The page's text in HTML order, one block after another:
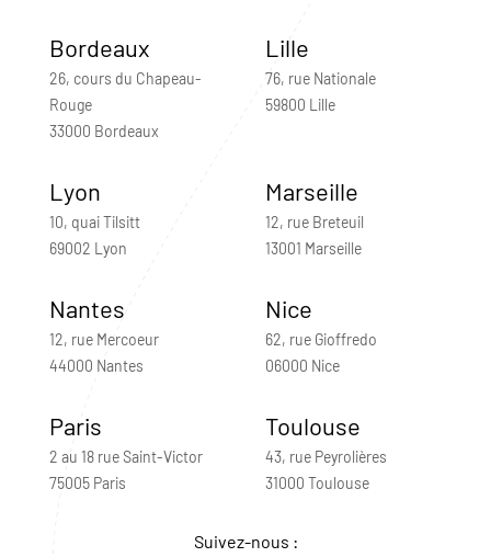
Bordeaux
26, cours du Chapeau-
Rouge
33000 Bordeaux
Lille
76, rue Nationale
59800 Lille
Lyon
10, quai Tilsitt
69002 Lyon
Marseille
12, rue Breteuil
13001 Marseille
Nantes
12, rue Mercoeur
44000 Nantes
Nice
62, rue Gioffredo
06000 Nice
Paris
2 au 18 rue Saint-Victor
75005 Paris
Toulouse
43, rue Peyrolières
31000 Toulouse
Suivez-nous :